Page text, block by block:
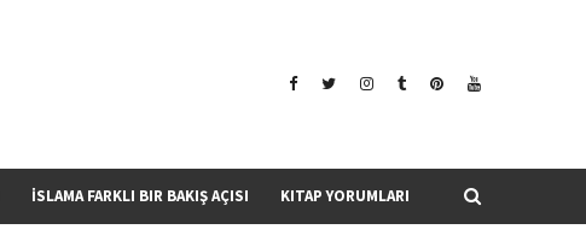
İSLAMA FARKLI BIR BAKIŞ AÇISI KITAP YORUMLARI